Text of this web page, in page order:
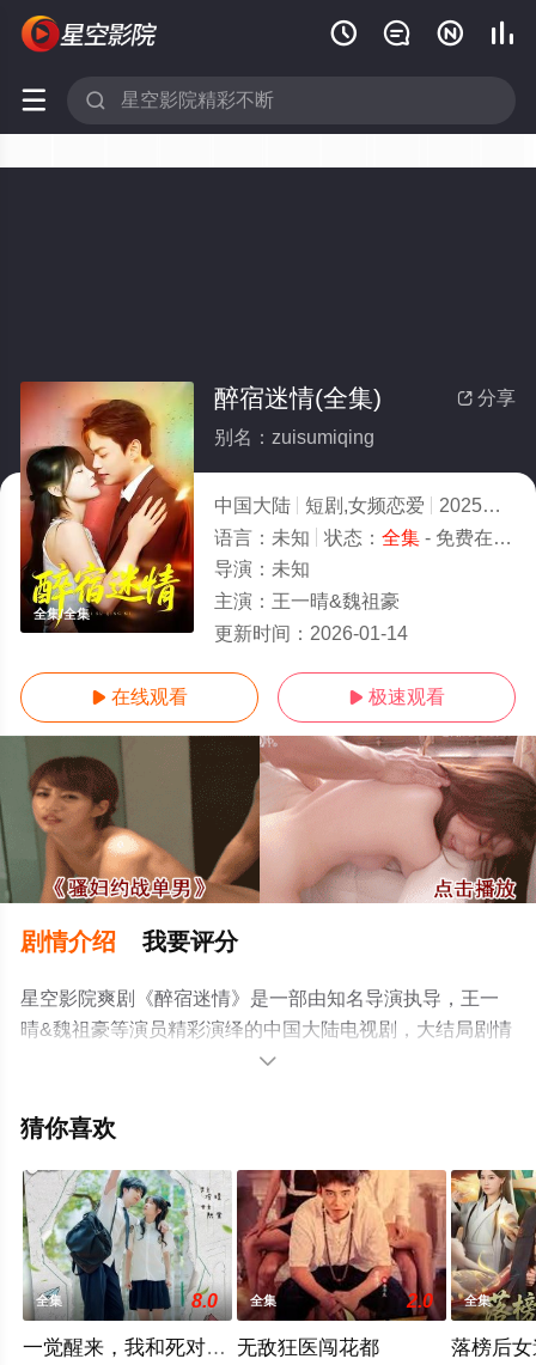
   
 
全集/全集
 分享
醉宿迷情(全集)
别名：zuisumiqing
中国大陆 短剧,女频恋爱 2025
2.0
语言： 未知 状态： 全集- 免费在线观看
导演： 未知
主演： 王一晴&魏祖豪
更新时间： 2026-01-14
 在线观看  极速观看
剧情介绍 我要评分
星空影院爽剧《醉宿迷情》是一部由知名导演执导，王一
晴&魏祖豪等演员精彩演绎的中国大陆电视剧，大结局剧情
已揭晓（全集），手机免费观看高清未删减完整版电视剧
电视猫或剧情网等平台了解。

猜你喜欢
全集 8.0
一觉醒来，我和死对头结婚
全集 2.0
无敌狂医闯花都
全集
落榜后